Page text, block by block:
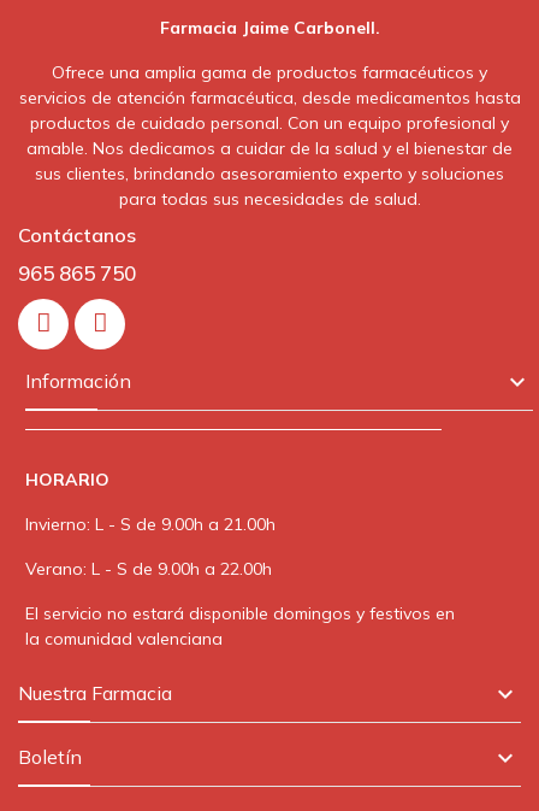
Farmacia Jaime Carbonell.
Ofrece una amplia gama de productos farmacéuticos y
servicios de atención farmacéutica, desde medicamentos hasta
productos de cuidado personal. Con un equipo profesional y
amable. Nos dedicamos a cuidar de la salud y el bienestar de
sus clientes, brindando asesoramiento experto y soluciones
para todas sus necesidades de salud.
Contáctanos
965 865 750
Información 
HORARIO
Invierno: L - S de 9.00h a 21.00h
Verano: L - S de 9.00h a 22.00h
El servicio no estará disponible domingos y festivos en
la comunidad valenciana
Nuestra Farmacia 
Boletín 